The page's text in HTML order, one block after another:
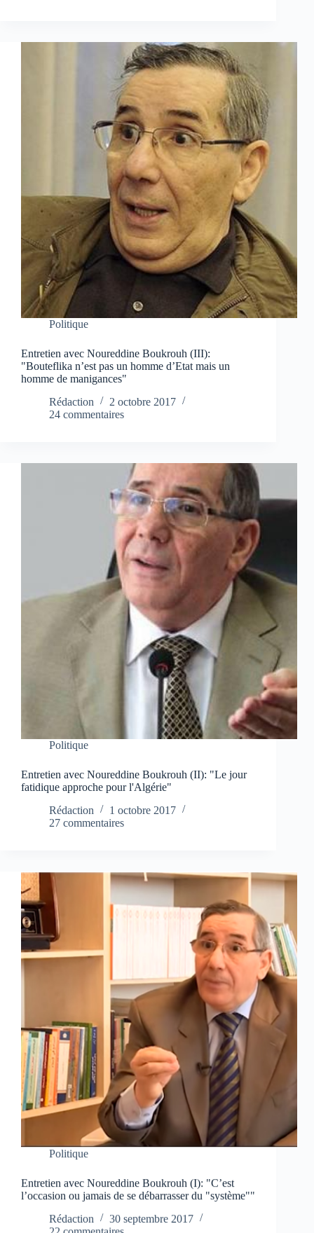
Politique
Entretien avec Noureddine Boukrouh (III):
"Bouteflika n’est pas un homme d’Etat mais un
homme de manigances"
Rédaction
2 octobre 2017
24 commentaires
Politique
Entretien avec Noureddine Boukrouh (II): "Le jour
fatidique approche pour l'Algérie"
Rédaction
1 octobre 2017
27 commentaires
Politique
Entretien avec Noureddine Boukrouh (I): "C’est
l’occasion ou jamais de se débarrasser du "système""
Rédaction
30 septembre 2017